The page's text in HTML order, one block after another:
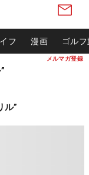
メルマガ登録
フ 漫画 ゴル
ル”